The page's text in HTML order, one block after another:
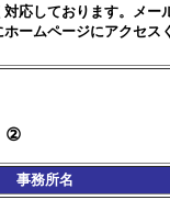
応しております。メー
ームページにアクセス
②
事務所名